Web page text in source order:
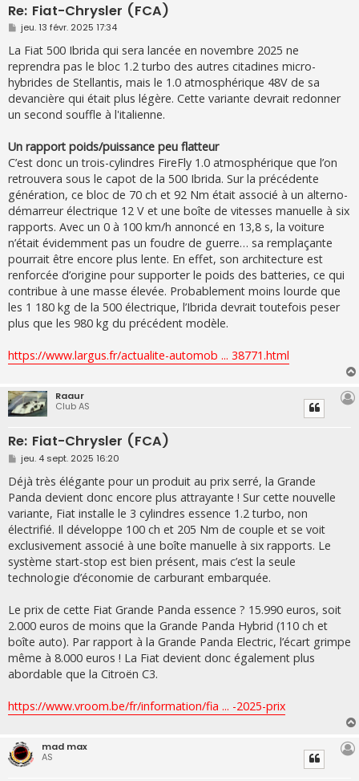
Re: Fiat-Chrysler (FCA)
M
e
s
s
a
g
e
jeu. 13 févr. 2025 17:34
La Fiat 500 Ibrida qui sera lancée en novembre 2025 ne
reprendra pas le bloc 1.2 turbo des autres citadines micro-
hybrides de Stellantis, mais le 1.0 atmosphérique 48V de sa
devancière qui était plus légère. Cette variante devrait redonner
un second souffle à l'italienne.
Un rapport poids/puissance peu flatteur
C’est donc un trois-cylindres FireFly 1.0 atmosphérique que l’on
retrouvera sous le capot de la 500 Ibrida. Sur la précédente
génération, ce bloc de 70 ch et 92 Nm était associé à un alterno-
démarreur électrique 12 V et une boîte de vitesses manuelle à six
rapports. Avec un 0 à 100 km/h annoncé en 13,8 s, la voiture
n’était évidemment pas un foudre de guerre… sa remplaçante
pourrait être encore plus lente. En effet, son architecture est
renforcée d’origine pour supporter le poids des batteries, ce qui
contribue à une masse élevée. Probablement moins lourde que
les 1 180 kg de la 500 électrique, l’Ibrida devrait toutefois peser
plus que les 980 kg du précédent modèle.
https://www.largus.fr/actualite-automob ... 38771.html
Raaur
Club AS
Re: Fiat-Chrysler (FCA)
M
e
s
s
a
g
e
jeu. 4 sept. 2025 16:20
Déjà très élégante pour un produit au prix serré, la Grande
Panda devient donc encore plus attrayante ! Sur cette nouvelle
variante, Fiat installe le 3 cylindres essence 1.2 turbo, non
électrifié. Il développe 100 ch et 205 Nm de couple et se voit
exclusivement associé à une boîte manuelle à six rapports. Le
système start-stop est bien présent, mais c’est la seule
technologie d’économie de carburant embarquée.
Le prix de cette Fiat Grande Panda essence ? 15.990 euros, soit
2.000 euros de moins que la Grande Panda Hybrid (110 ch et
boîte auto). Par rapport à la Grande Panda Electric, l’écart grimpe
même à 8.000 euros ! La Fiat devient donc également plus
abordable que la Citroën C3.
https://www.vroom.be/fr/information/fia ... -2025-prix
mad max
AS